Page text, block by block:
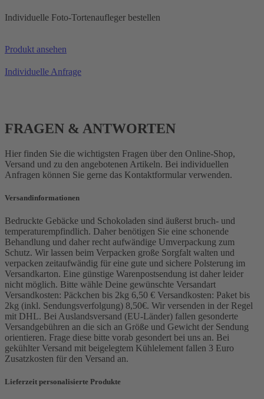
Individuelle Foto-Tortenaufleger bestellen
Produkt ansehen
Individuelle Anfrage
FRAGEN & ANTWORTEN
Hier finden Sie die wichtigsten Fragen über den Online-Shop,
Versand und zu den angebotenen Artikeln. Bei individuellen
Anfragen können Sie gerne das Kontaktformular verwenden.
Versandinformationen
Bedruckte Gebäcke und Schokoladen sind äußerst bruch- und
temperaturempfindlich. Daher benötigen Sie eine schonende
Behandlung und daher recht aufwändige Umverpackung zum
Schutz. Wir lassen beim Verpacken große Sorgfalt walten und
verpacken zeitaufwändig für eine gute und sichere Polsterung im
Versandkarton. Eine günstige Warenpostsendung ist daher leider
nicht möglich. Bitte wähle Deine gewünschte Versandart
Versandkosten: Päckchen bis 2kg 6,50 € Versandkosten: Paket bis
2kg (inkl. Sendungsverfolgung) 8,50€. Wir versenden in der Regel
mit DHL. Bei Auslandsversand (EU-Länder) fallen gesonderte
Versandgebühren an die sich an Größe und Gewicht der Sendung
orientieren. Frage diese bitte vorab gesondert bei uns an. Bei
gekühlter Versand mit beigelegtem Kühlelement fallen 3 Euro
Zusatzkosten für den Versand an.
Lieferzeit personalisierte Produkte